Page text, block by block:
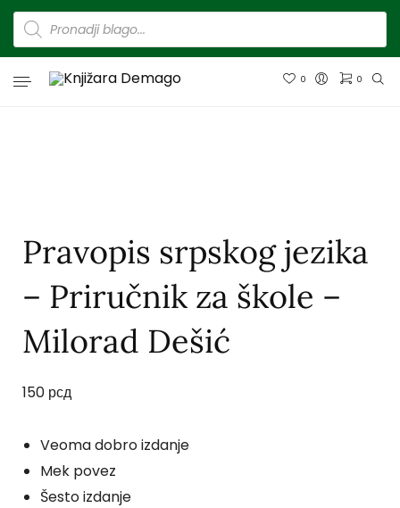
0 0
Pravopis srpskog jezika
– Priručnik za škole –
Milorad Dešić
150 рсд
Veoma dobro izdanje
Mek povez
Šesto izdanje